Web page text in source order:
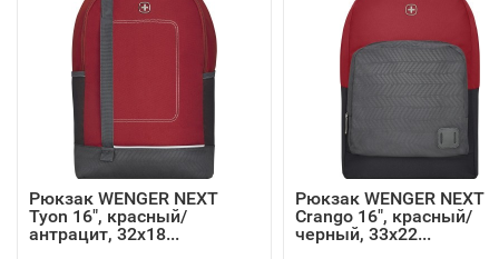
Рюкзак WENGER NEXT
Tyon 16", красный/
антрацит, 32х18...
Рюкзак WENGER NEXT
Crango 16", красный/
черный, 33х22...